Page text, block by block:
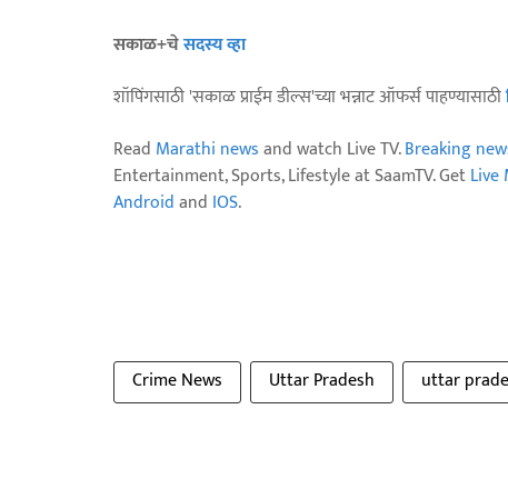
सकाळ+चेसदस्य व्हा
शॉपिंगसाठी 'सकाळ प्राईम डील्स'च्या भन्नाट ऑफर्स पाहण्यासाठी
Read Marathi newsand watch Live TV.Breaking
Entertainment, Sports, Lifestyle at SaamTV. GetLive
Androidand IOS.
Crime News Uttar Pradesh uttar